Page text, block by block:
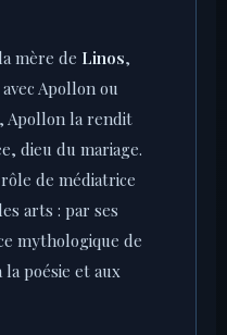
mère de Linos,
Apollon ou
Apollon la rendit
dieu du mariage.
de médiatrice
arts : par ses
mythologique de
poésie et aux